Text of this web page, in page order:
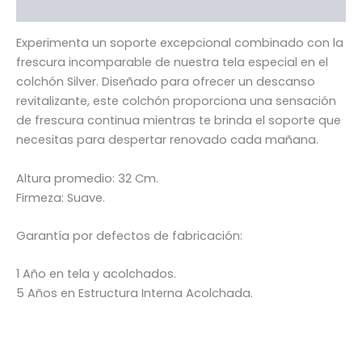
Experimenta un soporte excepcional combinado con la
frescura incomparable de nuestra tela especial en el
colchón Silver. Diseñado para ofrecer un descanso
revitalizante, este colchón proporciona una sensación
de frescura continua mientras te brinda el soporte que
necesitas para despertar renovado cada mañana.
Altura promedio: 32 Cm.
Firmeza: Suave.
Garantía por defectos de fabricación:
1 Año en tela y acolchados.
5 Años en Estructura Interna Acolchada.